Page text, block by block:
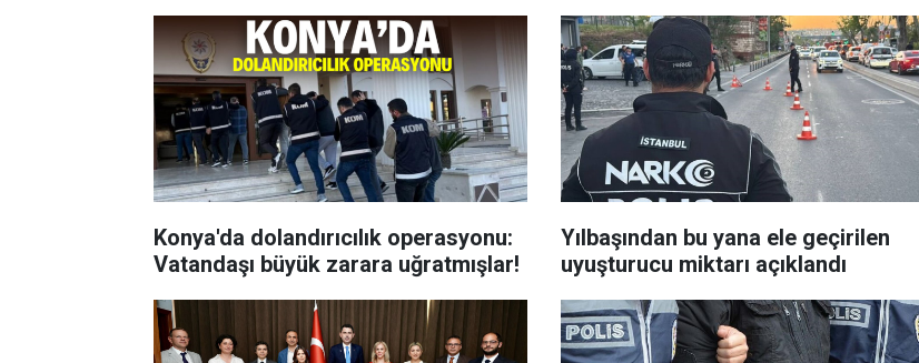
Konya'da dolandırıcılık operasyonu:
Vatandaşı büyük zarara uğratmışlar!
Yılbaşından bu yana ele geçirilen
uyuşturucu miktarı açıklandı